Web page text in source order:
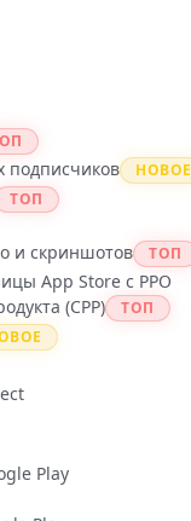
подписчиков НОВОЕ
ТОП
и скриншотов
ТОП
App Store с PPO
(CPP)
ТОП
Play